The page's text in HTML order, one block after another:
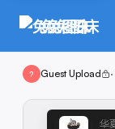
兔兔图床
? Guest Upload ·